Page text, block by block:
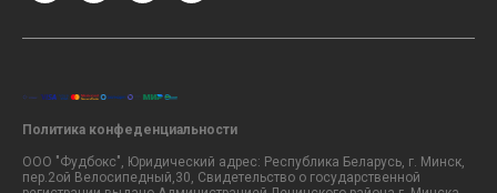
Политика конфеденциальности
ООО "Фудбокс", Юридический адрес: Республика Беларусь, г. Минск,
пер.2ой Велосипедный,30, Свидетельство о государственной